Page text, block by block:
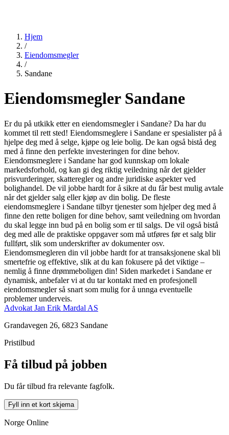
Hjem
/
Eiendomsmegler
/
Sandane
Eiendomsmegler Sandane
Er du på utkikk etter en eiendomsmegler i Sandane? Da har du
kommet til rett sted! Eiendomsmeglere i Sandane er spesialister på å
hjelpe deg med å selge, kjøpe og leie bolig. De kan også bistå deg
med å finne den perfekte investeringen for dine behov.
Eiendomsmeglere i Sandane har god kunnskap om lokale
markedsforhold, og kan gi deg riktig veiledning når det gjelder
prisvurderinger, skatteregler og andre juridiske aspekter ved
bolighandel. De vil jobbe hardt for å sikre at du får best mulig avtale
når det gjelder salg eller kjøp av din bolig. De fleste
eiendomsmeglere i Sandane tilbyr tjenester som hjelper deg med å
finne den rette boligen for dine behov, samt veiledning om hvordan
du skal legge inn bud på en bolig som er til salgs. De vil også bistå
deg med alle de praktiske oppgaver som må utføres før et salg blir
fullført, slik som underskrifter av dokumenter osv.
Eiendomsmegleren din vil jobbe hardt for at transaksjonene skal bli
smertefrie og effektive, slik at du kan fokusere på det viktige –
nemlig å finne drømmeboligen din! Siden markedet i Sandane er
dynamisk, anbefaler vi at du tar kontakt med en profesjonell
eiendomsmegler så snart som mulig for å unnga eventuelle
problemer underveis.
Advokat Jan Erik Mardal AS
Grandavegen 26, 6823 Sandane
Pristilbud
Få tilbud på jobben
Du får tilbud fra relevante fagfolk.
Fyll inn et kort skjema
Norge Online